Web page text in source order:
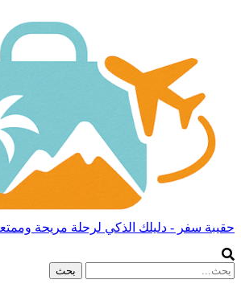
حقيبة سفر - دليلك الذكي لرحلة مريحة